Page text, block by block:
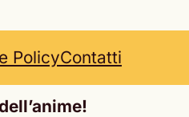
PolicyContatti